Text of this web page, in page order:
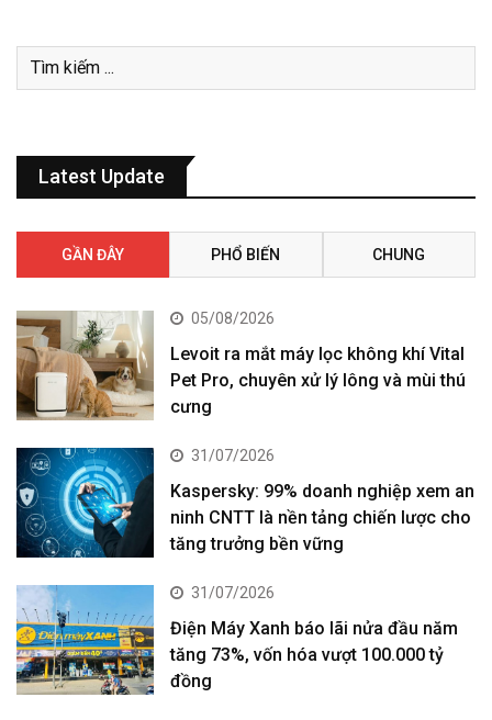
Latest Update
GẦN ĐÂY PHỔ BIẾN CHUNG
05/08/2026
Levoit ra mắt máy lọc không khí Vital
Pet Pro, chuyên xử lý lông và mùi thú
cưng
31/07/2026
Kaspersky: 99% doanh nghiệp xem an
ninh CNTT là nền tảng chiến lược cho
tăng trưởng bền vững
31/07/2026
Điện Máy Xanh báo lãi nửa đầu năm
tăng 73%, vốn hóa vượt 100.000 tỷ
đồng